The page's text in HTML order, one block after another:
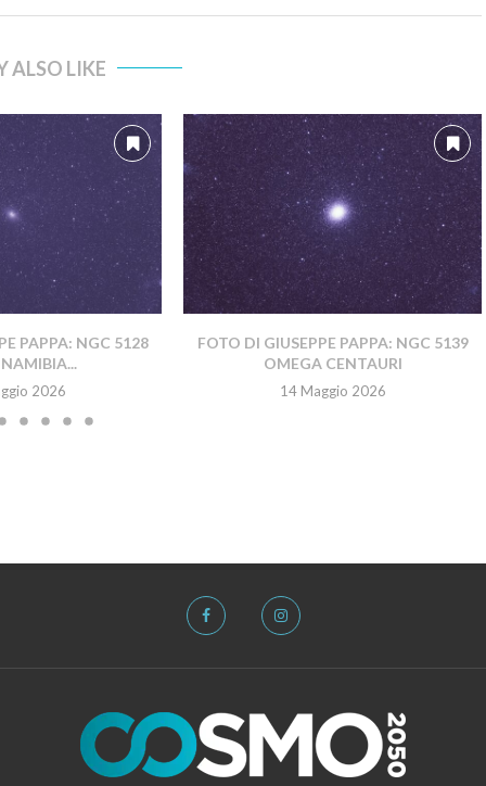
ALSO LIKE
PAPPA: NGC 5128
2026
FOTO DI GIUSEPPE PAPPA: NGC 5139
OMEGA CENTAURI
14 Maggio 2026